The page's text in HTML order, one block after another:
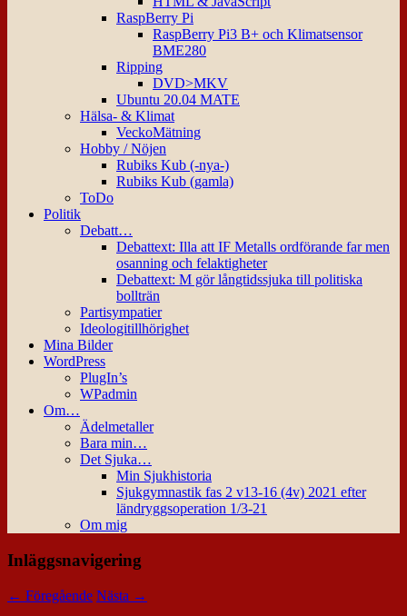
RaspBerry Pi
RaspBerry Pi3 B+ och Klimatsensor
BME280
Ripping
DVD>MKV
Ubuntu 20.04 MATE
Hälsa- & Klimat
VeckoMätning
Hobby / Nöjen
Rubiks Kub (-nya-)
Rubiks Kub (gamla)
ToDo
Politik
Debatt…
Debattext: Illa att IF Metalls ordförande far men
osanning och felaktigheter
Debattext: M gör långtidssjuka till politiska
bollträn
Partisympatier
Ideologitillhörighet
Mina Bilder
WordPress
PlugIn’s
WPadmin
Om…
Ädelmetaller
Bara min…
Det Sjuka…
Min Sjukhistoria
Sjukgymnastik fas 2 v13-16 (4v) 2021 efter
ländryggsoperation 1/3-21
Om mig
Inläggsnavigering
← Föregående Nästa →